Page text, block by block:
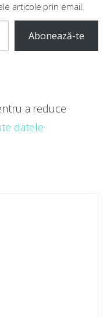
articole prin email.
Abonează-te
a reduce
datele